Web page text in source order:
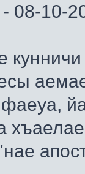
08-10-